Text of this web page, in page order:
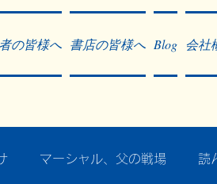
の皆様へ 書店の皆様へ Blog 会社
マーシャル、父の戦場 読